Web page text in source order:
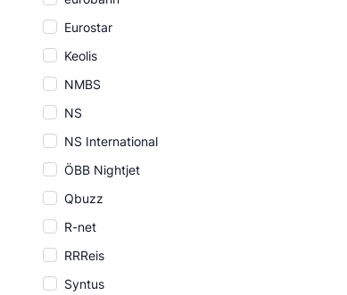
Eurostar
Keolis
NMBS
NS
NS International
ÖBB Nightjet
Qbuzz
R-net
RRReis
Syntus